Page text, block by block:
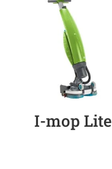
I-mop Lite